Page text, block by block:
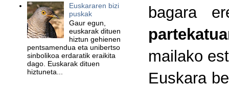
bagara
mailako
Euskara
Euskararen bizi
puskak
Gaur egun,
euskarak dituen
hiztun gehienen
pentsamendua eta unibertso
sinbolikoa erdaratik eraikita
dago. Euskarak dituen
hiztuneta...